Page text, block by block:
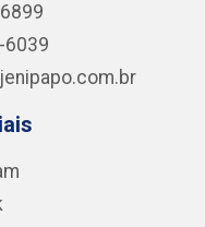
6039